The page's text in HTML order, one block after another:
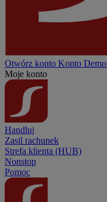
Otwórz konto Konto Demo
Moje konto
Handluj
Zasil rachunek
Strefa klienta (HUB)
Nonstop
Pomoc